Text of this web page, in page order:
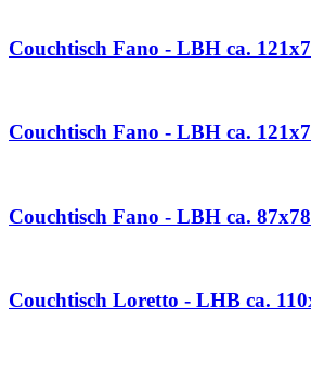
Couchtisch Fano - LBH ca.
Couchtisch Fano - LBH ca.
Couchtisch Fano - LBH ca.
Couchtisch Loretto - LHB ca.